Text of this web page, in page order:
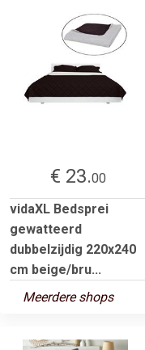
€ 23.00
vidaXL Bedsprei
gewatteerd
dubbelzijdig 220x240
cm beige/bru...
Meerdere shops